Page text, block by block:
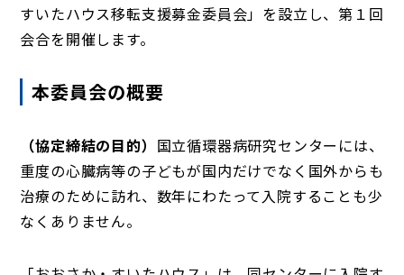
すいたハウス移転支援募金委員会」を設立し、第１回
会合を開催します。
本委員会の概要
（協定締結の目的） 国立循環器病研究センターには、
重度の心臓病等の子どもが国内だけでなく国外からも
治療のために訪れ、数年にわたって入院することも少
なくありません。